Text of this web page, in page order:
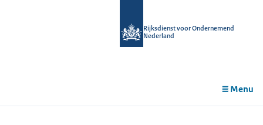
Rijksdienst voor Ondernemend
Nederland
Menu